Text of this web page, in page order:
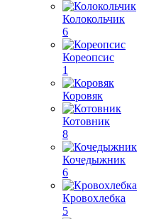
Колокольчик
6
Кореопсис
1
Коровяк
Котовник
8
Кочедыжник
6
Кровохлебка
5